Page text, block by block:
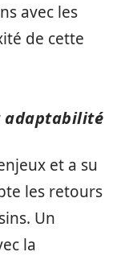
avec les
de cette
adaptabilité
et a su
les retours
Un
la